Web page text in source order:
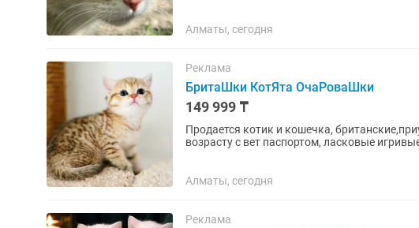
Алматы, сегодня
Реклама
БритаШки КотЯта ОчаРоваШки
149 999 ₸
Продается котик и кошечка,
возрасту с вет паспортом, ласковые
Алматы, сегодня
Реклама